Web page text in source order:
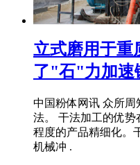
立式磨用于重
了"石"力加速
中国粉体网讯 众所周
法。 干法加工的优势
程度的产品精细化。
机械冲 .